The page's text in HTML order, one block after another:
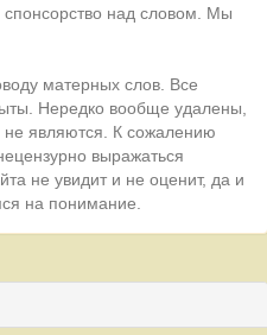
спонсорство над словом. Мы
матерных слов. Все
Нередко вообще удалены,
не являются. К сожалению
выражаться
не увидит и не оценит, да и
на понимание.